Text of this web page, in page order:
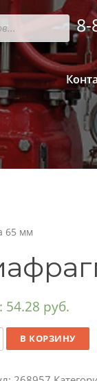
8-
65 мм
54.28 руб.
В КОРЗИНУ